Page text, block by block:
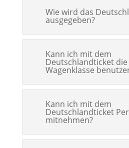
Wie wird das
ausgegeben?
Kann ich mit dem
Deutschlandticket die
Wagenklasse
Kann ich mit dem
Deutschlandticket
mitnehmen?